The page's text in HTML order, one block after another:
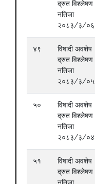
द्रुत विश्लेषण
नतिजा
२०८३/३/०६
४९
विषादी अवशेष
द्रुत विश्लेषण
नतिजा
२०८३/३/०५
५०
विषादी अवशेष
द्रुत विश्लेषण
नतिजा
२०८३/३/०४
५१
विषादी अवशेष
द्रुत विश्लेषण